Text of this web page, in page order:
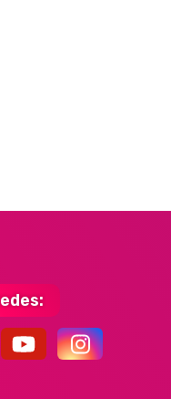
35k 352